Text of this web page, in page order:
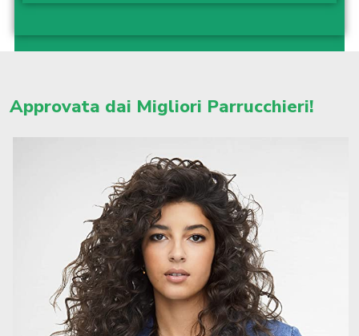
Approvata dai Migliori Parrucchieri!